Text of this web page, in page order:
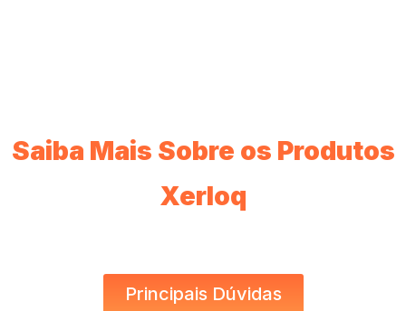
Saiba Mais Sobre os Produtos
Xerloq​
Principais Dúvidas